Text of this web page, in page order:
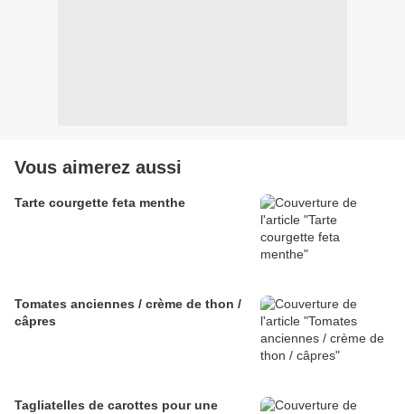
Vous aimerez aussi
Tarte courgette feta menthe
Tomates anciennes / crème de thon /
câpres
Tagliatelles de carottes pour une